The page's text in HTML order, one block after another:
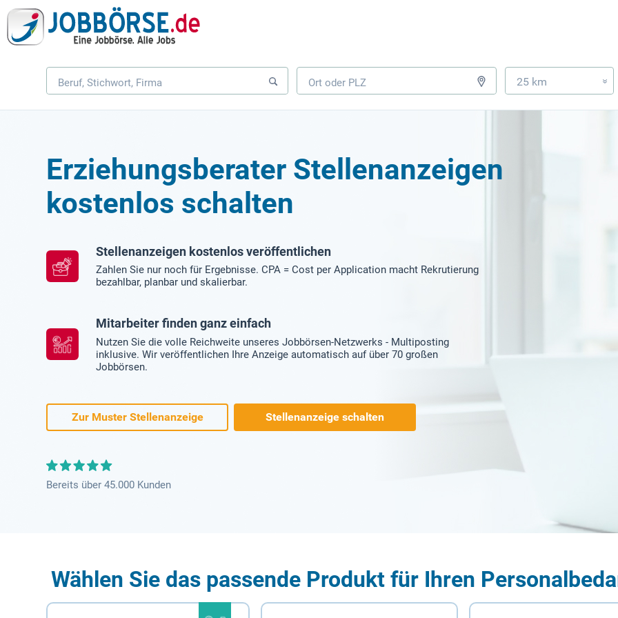
25 km »
Erziehungsberater Stellenanzeigen
kostenlos schalten
Stellenanzeigen kostenlos veröffentlichen
Zahlen Sie nur noch für Ergebnisse. CPA = Cost per Application macht Rekrutierung
bezahlbar, planbar und skalierbar.
Mitarbeiter finden ganz einfach
Nutzen Sie die volle Reichweite unseres Jobbörsen-Netzwerks - Multiposting
inklusive. Wir veröffentlichen Ihre Anzeige automatisch auf über 70 großen
Jobbörsen.
Zur Muster Stellenanzeige Stellenanzeige schalten
Bereits über 45.000 Kunden
Wählen Sie das passende Produkt für Ihren